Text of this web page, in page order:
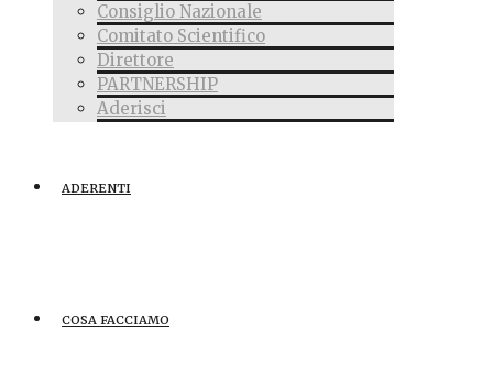
Consiglio Nazionale
Comitato Scientifico
Direttore
PARTNERSHIP
Aderisci
ADERENTI
COSA FACCIAMO